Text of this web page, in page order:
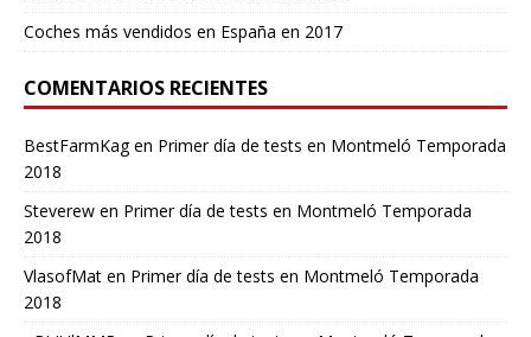
Coches más vendidos en España en 2017
COMENTARIOS RECIENTES
BestFarmKagen Primer día de tests en Montmeló Temporada
2018
Steverew en Primer día de tests en Montmeló Temporada
2018
VlasofMat en Primer día de tests en Montmeló Temporada
2018